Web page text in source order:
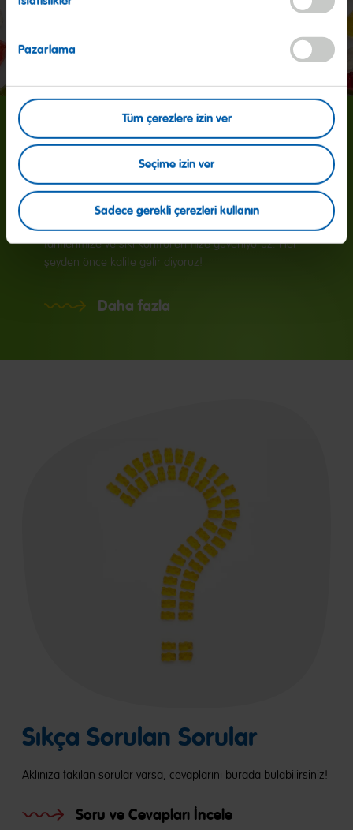
Pazarlama
Tüm çerezlere izin ver
Seçime izin ver
Sadece gerekli çerezleri kullanın
160 milyon
Her gün dünya çapında 160 Milyon Altın Ayıcık
üretiyoruz. Her yerde en iyi malzemelerimize, orijinal
tariflerimize ve sıkı kontrollerimize güveniyoruz. Her
şeyden önce kalite gelir diyoruz!
Daha fazla
Sıkça Sorulan Sorular
Aklınıza takılan sorular varsa, cevaplarını burada bulabilirsiniz!
Soru ve Cevapları İncele